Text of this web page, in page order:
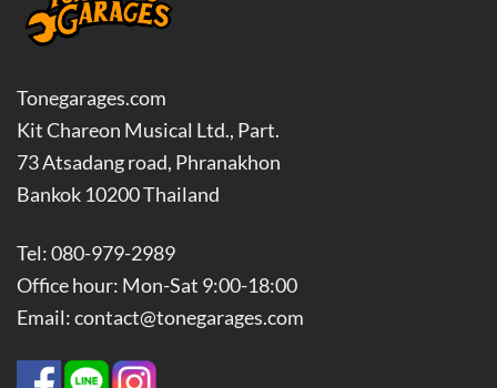
Tonegarages.com
Kit Chareon Musical Ltd., Part.
73 Atsadang road, Phranakhon
Bankok 10200 Thailand
Tel: 080-979-2989
Office hour: Mon-Sat 9:00-18:00
Email: contact@tonegarages.com